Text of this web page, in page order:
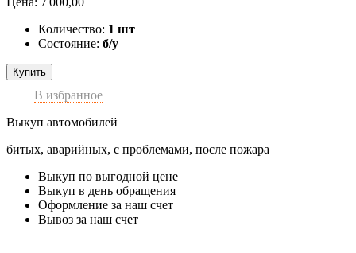
Количество: 1 шт
Состояние: б/у
Купить
В избранное
Выкуп автомобилей
битых, аварийных, с проблемами, после пожара
Выкуп по выгодной цене
Выкуп в день обращения
Оформление за наш счет
Вывоз за наш счет